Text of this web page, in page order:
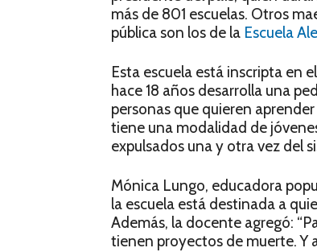
más de 801 escuelas. Otros
pública son los de la Escuela
Esta escuela está inscripta en
hace 18 años desarrolla una
personas que quieren
tiene una modalidad de
expulsados una y otra vez del
Mónica Lungo, educadora
la escuela está destinada a
Además, la docente agregó:
tienen proyectos de muerte. Y